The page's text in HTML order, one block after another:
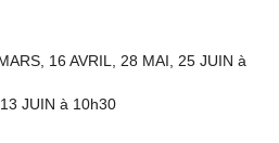
16 AVRIL, 28 MAI, 25 JUIN à
JUIN à 10h30